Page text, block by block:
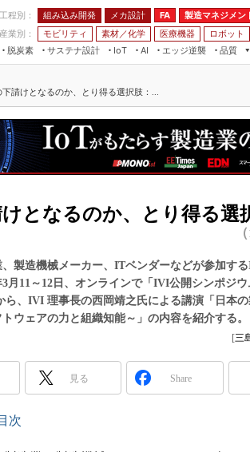
工程別： 組み込み開発 メカ設計 FA 製造マネジメン
産業別：
モビリティ 素材／化学 医療機器 ロボット
脱炭素
サステナ設計
IoT
ビス
AI
保全
AI
エッジ逆襲 品質
JIMTOF
組込み/エッジ コンピューティング
展＆IoT/5Gソリューション展
IIFES
国際ロボット展
ジャパンモビリティショー
TECHNO-FRONTIER
スマート工場EXPO
EdgeTech+
日本ものづくりワールド
産業オープンネット展
つながるクルマ
5G
VR／AR
フィールドサービス
組み込み画像技術
Windows Embedded
車載ソフト開発
ISO26262
3Dプリンタ
デジタルツインとCAE
製造マネジメント
FA
モビリティ
請けとなるのか、とり得る選択肢：...
となるのか、とり得る選
、製造機械メーカー、ITベンダーなどが参加す
11～12日、オンラインで「IVI公開シンポジウ
、IVI 理事長の西岡靖之氏による講演「日本
ウェアの力と組織知能～」の内容を紹介する。
[三
見る Share
次